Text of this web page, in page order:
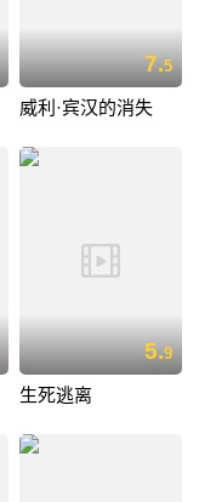
7.5
威利·宾汉的消失
5.9
生死逃离